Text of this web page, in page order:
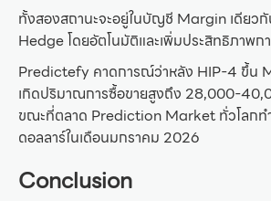
ทั้งสองสถานะจะอยู่ในบัญชี Margin เดียวกั
Hedge โดยอัตโนมัติและเพิ่มประสิทธิภาพก
Predictefy คาดการณ์ว่าหลัง HIP-4 ขึ้น
เกิดปริมาณการซื้อขายสูงถึง 28,000-
ขณะที่ตลาด Prediction Market ทั่วโลกท
ดอลลาร์ในเดือนมกราคม 2026
Conclusion